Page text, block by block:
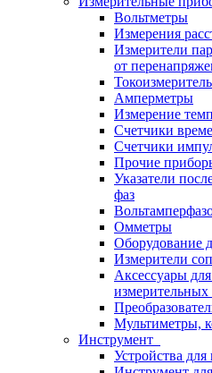
Вольтметры
Измерения
Измерители
от
Амперметры
Измерение
Счетчики
Счетчики
Прочие
Указатели
фаз
Омметры
Оборудование
Измерители
Аксессуары
измерительных
Мультиметры,
Инструмент
Устройства для